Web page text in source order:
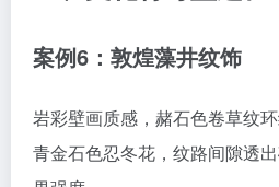
案例6：敦煌藻井纹饰
岩彩壁画质感，赭石色卷草纹
青金石色忍冬花，纹路间隙透